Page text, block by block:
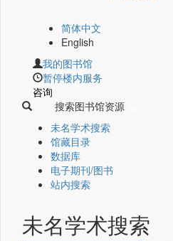
简体中文
English
我的图书馆
暂停楼内服务
咨询
搜索图书馆资源
未名学术搜索
馆藏目录
数据库
电子期刊/图书
站内搜索
未名学术搜索